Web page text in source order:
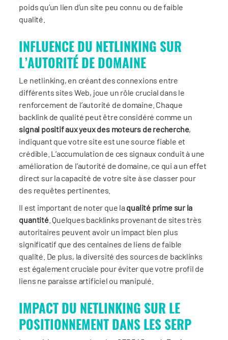
poids qu’un lien d’un site peu connu ou de faible
qualité.
INFLUENCE DU NETLINKING SUR
L’AUTORITÉ DE DOMAINE
Le netlinking, en créant des connexions entre
différents sites Web, joue un rôle crucial dans le
renforcement de l’autorité de domaine. Chaque
backlink de qualité peut être considéré comme un
signal positif aux yeux des moteurs de recherche,
indiquant que votre site est une source fiable et
crédible. L’accumulation de ces signaux conduit à une
amélioration de l’autorité de domaine, ce qui a un effet
direct sur la capacité de votre site à se classer pour
des requêtes pertinentes.
Il est important de noter que la qualité prime sur la
quantité. Quelques backlinks provenant de sites très
autoritaires peuvent avoir un impact bien plus
significatif que des centaines de liens de faible
qualité. De plus, la diversité des sources de backlinks
est également cruciale pour éviter que votre profil de
liens ne paraisse artificiel ou manipulé.
IMPACT DU NETLINKING SUR LE
POSITIONNEMENT DANS LES SERP